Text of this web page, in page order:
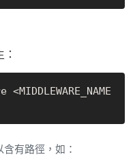
含有路徑，如：